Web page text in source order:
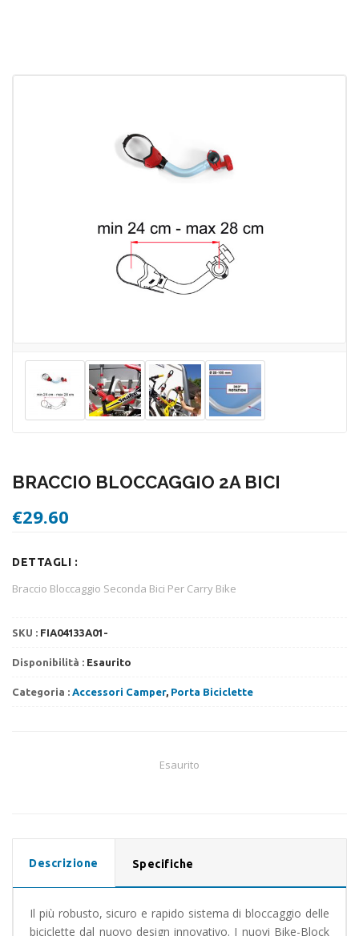
BRACCIO BLOCCAGGIO 2A BICI
€29.60
DETTAGLI :
Braccio Bloccaggio Seconda Bici Per Carry Bike
SKU : FIA04133A01-
Disponibilità : Esaurito
Categoria : Accessori Camper, Porta Biciclette
Esaurito
Descrizione Specifiche
Il più robusto, sicuro e rapido sistema di bloccaggio delle
biciclette dal nuovo design innovativo. I nuovi Bike-Block